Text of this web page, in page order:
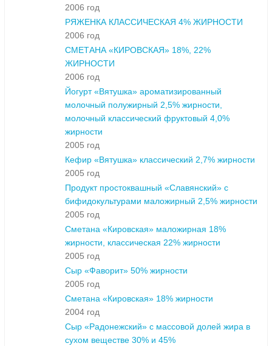
2006 год
РЯЖЕНКА КЛАССИЧЕСКАЯ 4% ЖИРНОСТИ
2006 год
СМЕТАНА «КИРОВСКАЯ» 18%, 22%
ЖИРНОСТИ
2006 год
Йогурт «Вятушка» ароматизированный
молочный полужирный 2,5% жирности,
молочный классический фруктовый 4,0%
жирности
2005 год
Кефир «Вятушка» классический 2,7% жирности
2005 год
Продукт простоквашный «Славянский» с
бифидокультурами маложирный 2,5% жирности
2005 год
Сметана «Кировская» маложирная 18%
жирности, классическая 22% жирности
2005 год
Сыр «Фаворит» 50% жирности
2005 год
Сметана «Кировская» 18% жирности
2004 год
Сыр «Радонежский» с массовой долей жира в
сухом веществе 30% и 45%